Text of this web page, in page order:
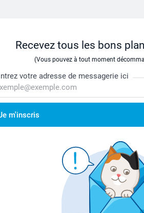
Recevez tous les bons
(Vous pouvez à tout moment
votre adresse de messagerie ici
m'inscris